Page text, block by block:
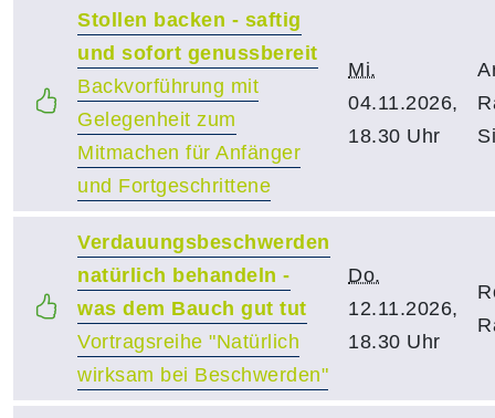
Stollen backen - saftig
und sofort genussbereit
Backvorführung mit
Gelegenheit zum
Mitmachen für Anfänger
und Fortgeschrittene
Mi.
04.11.2026,
18.30 Uhr
Verdauungsbeschwerden
natürlich behandeln -
was dem Bauch gut tut
Vortragsreihe "Natürlich
wirksam bei Beschwerden"
Do.
12.11.2026,
18.30 Uhr